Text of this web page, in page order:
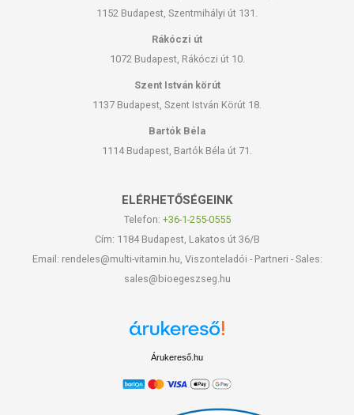
1152 Budapest, Szentmihályi út 131.
Rákóczi út
1072 Budapest, Rákóczi út 10.
Szent István körút
1137 Budapest, Szent István Körút 18.
Bartók Béla
1114 Budapest, Bartók Béla út 71.
ELÉRHETŐSÉGEINK
Telefon: +36-1-255-0555
Cím: 1184 Budapest, Lakatos út 36/B
Email: rendeles@multi-vitamin.hu, Viszonteladói - Partneri - Sales:
sales@bioegeszseg.hu
Árukereső.hu